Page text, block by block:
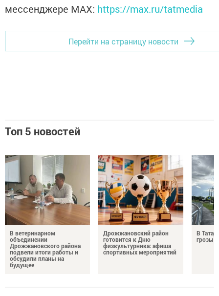
мессенджере MАХ: https://max.ru/tatmedia
Перейти на страницу новости
Топ 5 новостей
В ветеринарном
объединении
Дрожжановского района
подвели итоги работы и
обсудили планы на
будущее
Дрожжановский район
готовится к Дню
физкультурника: афиша
спортивных мероприятий
В
грозы